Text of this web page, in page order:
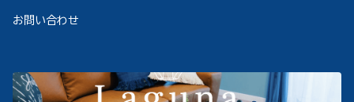
お問い合わせ